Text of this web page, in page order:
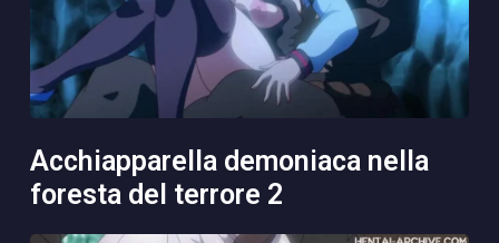
acchiapparella demoniaca nella
foresta del terrore 2